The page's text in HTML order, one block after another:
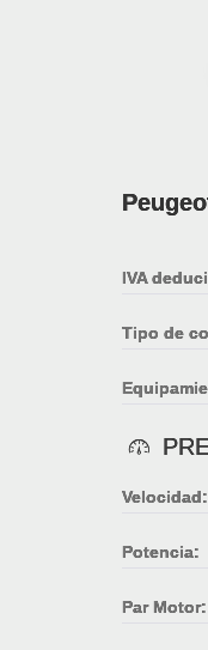
IVA
Tipo de
Velocidad:
Potencia:
Par Motor: